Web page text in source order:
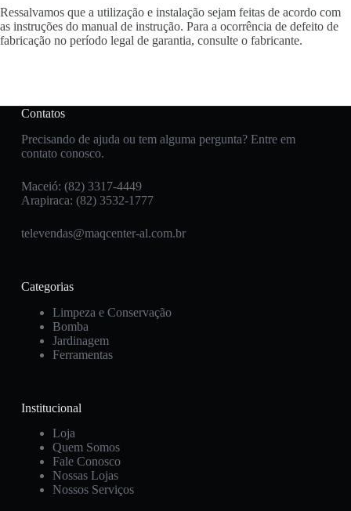
Ressalvamos que a utilização e instalação sejam feitas de acordo com
as instruções do manual de instrução. Para a ocorrência de defeito de
fabricação no período legal de garantia, consulte o fabricante.
Contatos
Precisando de ajuda ou tem alguma pergunta? Entre em
contato conosco.
Maceió: (82) 3317-4449
Arapiraca: (82) 3532-1777
televendas@maqcenter-al.com.br
Categorias
Limpeza e Conservação
Bomba
Jardinagem
Ferramentas
Institucional
Loja
Quem Somos
Fale Conosco
Nossas Lojas
Nossos Serviços